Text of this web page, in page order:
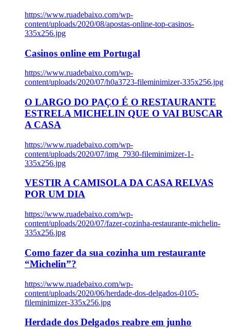
https://www.ruadebaixo.com/wp-
content/uploads/2020/08/apostas-online-top-casinos-
335x256.jpg
Casinos online em Portugal
https://www.ruadebaixo.com/wp-
content/uploads/2020/07/h0a3723-fileminimizer-335x256.jpg
O LARGO DO PAÇO É O RESTAURANTE
ESTRELA MICHELIN QUE O VAI BUSCAR
A CASA
https://www.ruadebaixo.com/wp-
content/uploads/2020/07/img_7930-fileminimizer-1-
335x256.jpg
VESTIR A CAMISOLA DA CASA RELVAS
POR UM DIA
https://www.ruadebaixo.com/wp-
content/uploads/2020/07/fazer-cozinha-restaurante-michelin-
335x256.jpg
Como fazer da sua cozinha um restaurante
“Michelin”?
https://www.ruadebaixo.com/wp-
content/uploads/2020/06/herdade-dos-delgados-0105-
fileminimizer-335x256.jpg
Herdade dos Delgados reabre em junho